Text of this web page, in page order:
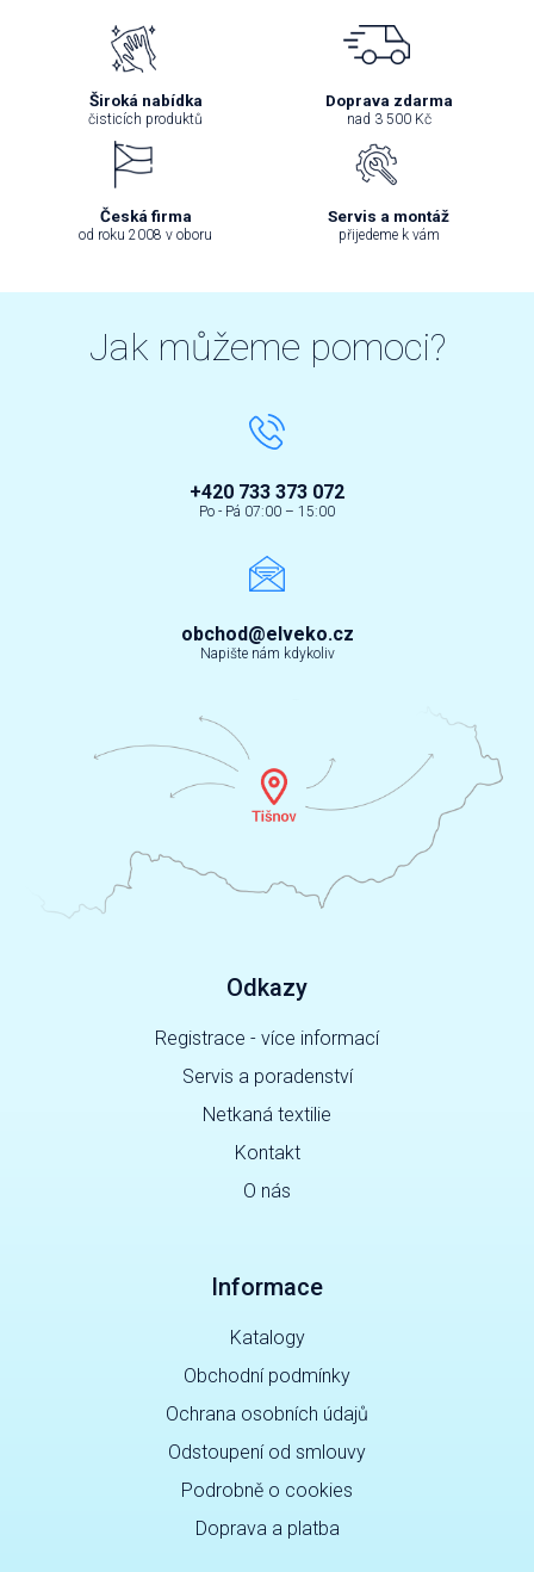
Široká nabídka
čisticích produktů
Doprava zdarma
nad 3 500 Kč
Česká firma
od roku 2008 v oboru
Servis a montáž
přijedeme k vám
Jak můžeme pomoci?
+420 733 373 072
Po - Pá 07:00 – 15:00
obchod@elveko.cz
Napište nám kdykoliv
Odkazy
Registrace - více informací
Servis a poradenství
Netkaná textilie
Kontakt
O nás
Informace
Katalogy
Obchodní podmínky
Ochrana osobních údajů
Odstoupení od smlouvy
Podrobně o cookies
Doprava a platba